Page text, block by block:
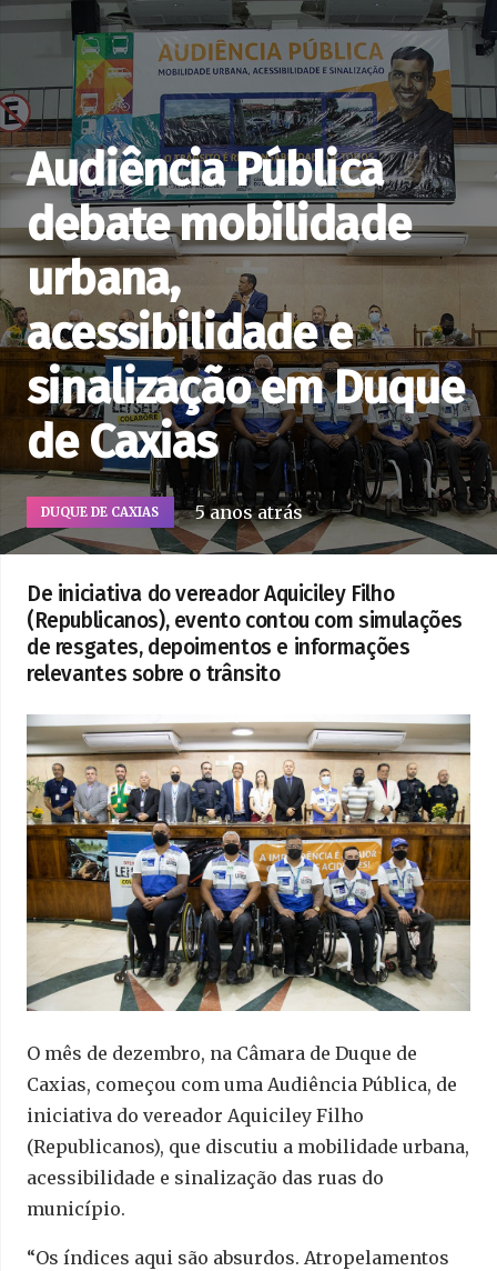
Audiência Pública
debate mobilidade
urbana,
acessibilidade e
sinalização em Duque
de Caxias
DUQUE DE CAXIAS 5 anos atrás
De iniciativa do vereador Aquiciley Filho
(Republicanos), evento contou com simulações
de resgates, depoimentos e informações
relevantes sobre o trânsito
O mês de dezembro, na Câmara de Duque de
Caxias, começou com uma Audiência Pública, de
iniciativa do vereador Aquiciley Filho
(Republicanos), que discutiu a mobilidade urbana,
acessibilidade e sinalização das ruas do
município.
“Os índices aqui são absurdos. Atropelamentos